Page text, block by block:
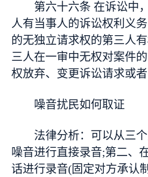
第六十六条 在诉讼中
人有当事人的诉讼权利义
的无独立请求权的第三人
三人在一审中无权对案件
权放弃、变更诉讼请求或者
噪音扰民如何取证
法律分析：可以从三
噪音进行直接录音;第二、
话进行录音(固定对方承认